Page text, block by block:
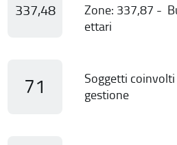
337,48
Zone: 337,87 -
ettari
71
Soggetti
gestione